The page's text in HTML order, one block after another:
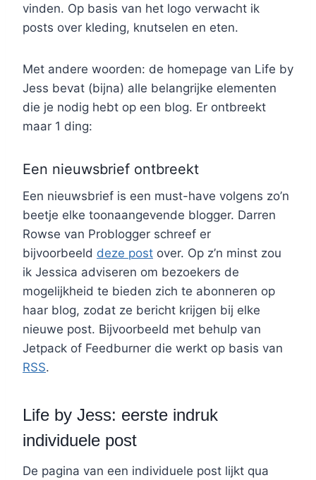
vinden. Op basis van het logo verwacht ik
posts over kleding, knutselen en eten.
Met andere woorden: de homepage van Life by
Jess bevat (bijna) alle belangrijke elementen
die je nodig hebt op een blog. Er ontbreekt
maar 1 ding:
Een nieuwsbrief ontbreekt
Een nieuwsbrief is een must-have volgens zo’n
beetje elke toonaangevende blogger. Darren
Rowse van Problogger schreef er
bijvoorbeeld deze post over. Op z’n minst zou
ik Jessica adviseren om bezoekers de
mogelijkheid te bieden zich te abonneren op
haar blog, zodat ze bericht krijgen bij elke
nieuwe post. Bijvoorbeeld met behulp van
Jetpack of Feedburner die werkt op basis van
RSS.
Life by Jess: eerste indruk
individuele post
De pagina van een individuele post lijkt qua